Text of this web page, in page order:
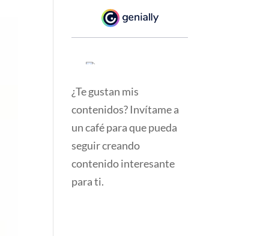
¿Te gustan mis
contenidos? Invítame a
un café para que pueda
seguir creando
contenido interesante
para ti.